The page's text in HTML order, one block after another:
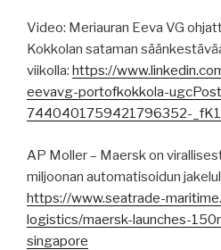
Video: Meriauran Eeva VG
Kokkolan sataman
viikolla: https://
eevavg-portofkokkola-
7440401759421796352-_fK1
AP Moller – Maersk on
miljoonan automatisoidun
https://www.seatrade-
logistics/maersk-launches-
singapore